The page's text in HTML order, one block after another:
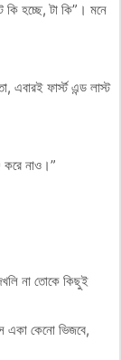
কি হচ্ছে, টা কি”। মনে
ফার্স্ট এন্ড লাস্ট
করে নাও।”
না তোকে কিছুই
একা কেনো ভিজবে,